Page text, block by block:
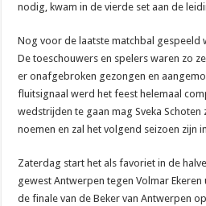
nodig, kwam in de vierde set aan de
Nog voor de laatste matchbal gespeeld
De toeschouwers en spelers waren zo
er onafgebroken gezongen en
fluitsignaal werd het feest helemaal
wedstrijden te gaan mag Sveka
noemen en zal het volgend seizoen zijn
Zaterdag start het als favoriet in de
gewest Antwerpen tegen Volmar
de finale van de Beker van Antwerpen